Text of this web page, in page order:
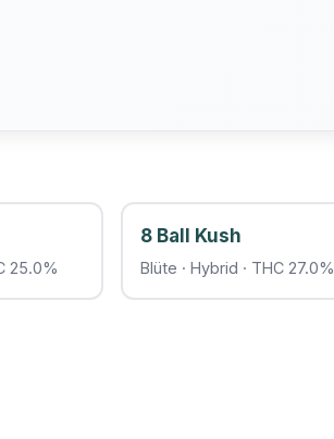
25.0%
8 Ball Kush
Blüte · Hybrid · THC 27.0%